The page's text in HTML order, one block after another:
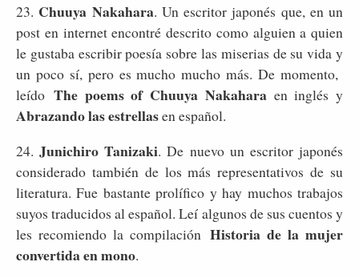
23. Chuuya Nakahara. Un escritor japonés que, en un
post en internet encontré descrito como alguien a quien
le gustaba escribir poesía sobre las miserias de su vida y
un poco sí, pero es mucho mucho más. De momento,
leído The poems of Chuuya Nakaharaen inglés y
Abrazando las estrellasen español.
24.Junichiro Tanizaki. De nuevo un escritor japonés
considerado también de los más representativos de su
literatura. Fue bastante prolífico y hay muchos trabajos
suyos traducidos al español. Leí algunos de sus cuentos y
les recomiendo la compilación Historia de la mujer
convertida en mono.